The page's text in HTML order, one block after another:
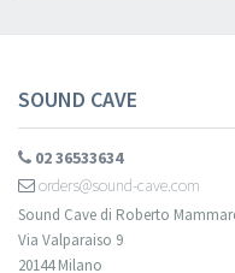
SOUND CAVE
02 36533634
orders@sound-cave.com
Sound Cave di Roberto
Via Valparaiso 9
20144 Milano